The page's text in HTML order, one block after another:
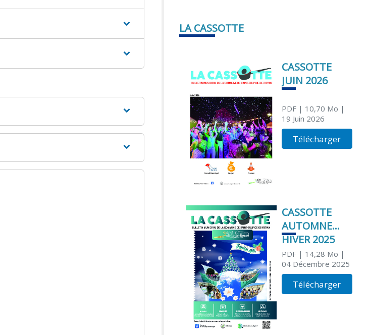
LA CASSOTTE
CASSOTTE
JUIN 2026
PDF| 10,70 Mo |
19 Juin 2026
Télécharger
CASSOTTE
AUTOMNE
HIVER 2025
PDF| 14,28 Mo |
04 Décembre 2025
Télécharger